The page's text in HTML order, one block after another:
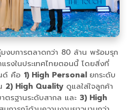
มงบการตลาดกว่า 80 ล้าน พร้อมรุก
รงในประเทศไทยตอนนี้ โดยสิ่งที่
ด์ คือ 1) High Personal ยกระดับ
2) High Quality ดูแลใส่ใจลูกค้า
รฐานระดับสากล และ 3) High